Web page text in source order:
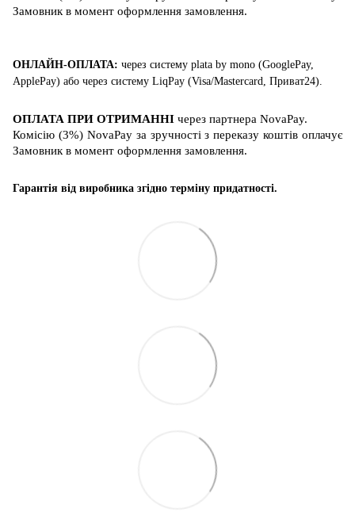
Замовник в момент оформлення замовлення.
ОНЛАЙН-ОПЛАТА: через систему plata by mono (GooglePay,
ApplePay) або через систему LiqPay (Visa/Mastercard , Приват24)
ОПЛАТА ПРИ ОТРИМАННІ через партнера NovaPay.
Комісію (3%) NovaPay за зручності з переказу коштів оплачує
Замовник в момент оформлення замовлення.
Гарантія від виробника згідно терміну придатності.